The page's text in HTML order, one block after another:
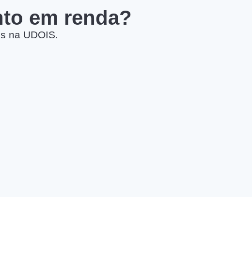
em renda?
na UDOIS.